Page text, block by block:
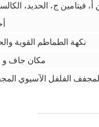
أ، فيتامين ج، الحديد،
نكهة الطماطم القوية
مكان جاف و
الفلفل الآسيوي